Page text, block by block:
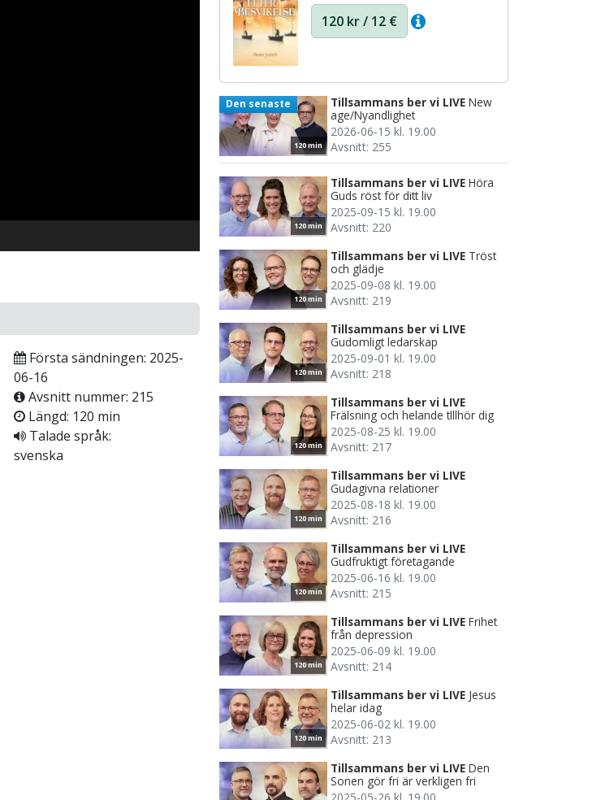
Första sändningen: 2025-
06-16
Avsnitt nummer: 215
Längd: 120 min
Talade språk:
svenska
120 kr / 12 €
120 min
Den senaste Tillsammans ber vi LIVE New
age/Nyandlighet
2026-06-15 kl. 19.00
Avsnitt: 255
120 min
Tillsammans ber vi LIVE Höra
Guds röst för ditt liv
2025-09-15 kl. 19.00
Avsnitt: 220
120 min
Tillsammans ber vi LIVE Tröst
och glädje
2025-09-08 kl. 19.00
Avsnitt: 219
120 min
Tillsammans ber vi LIVE
Gudomligt ledarskap
2025-09-01 kl. 19.00
Avsnitt: 218
120 min
Tillsammans ber vi LIVE
Frälsning och helande tlllhör dig
2025-08-25 kl. 19.00
Avsnitt: 217
120 min
Tillsammans ber vi LIVE
Gudagivna relationer
2025-08-18 kl. 19.00
Avsnitt: 216
120 min
Tillsammans ber vi LIVE
Gudfruktigt företagande
2025-06-16 kl. 19.00
Avsnitt: 215
120 min
Tillsammans ber vi LIVE Frihet
från depression
2025-06-09 kl. 19.00
Avsnitt: 214
120 min
Tillsammans ber vi LIVE Jesus
helar idag
2025-06-02 kl. 19.00
Avsnitt: 213
Tillsammans ber vi LIVE Den
Sonen gör fri är verkligen fri